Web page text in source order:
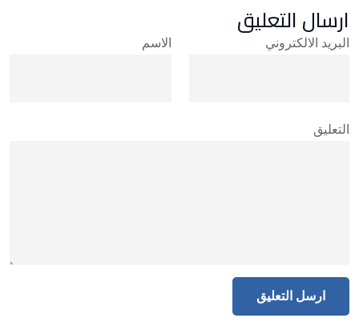
ارسال التعليق
الاسم البريد الالكتروني
التعليق